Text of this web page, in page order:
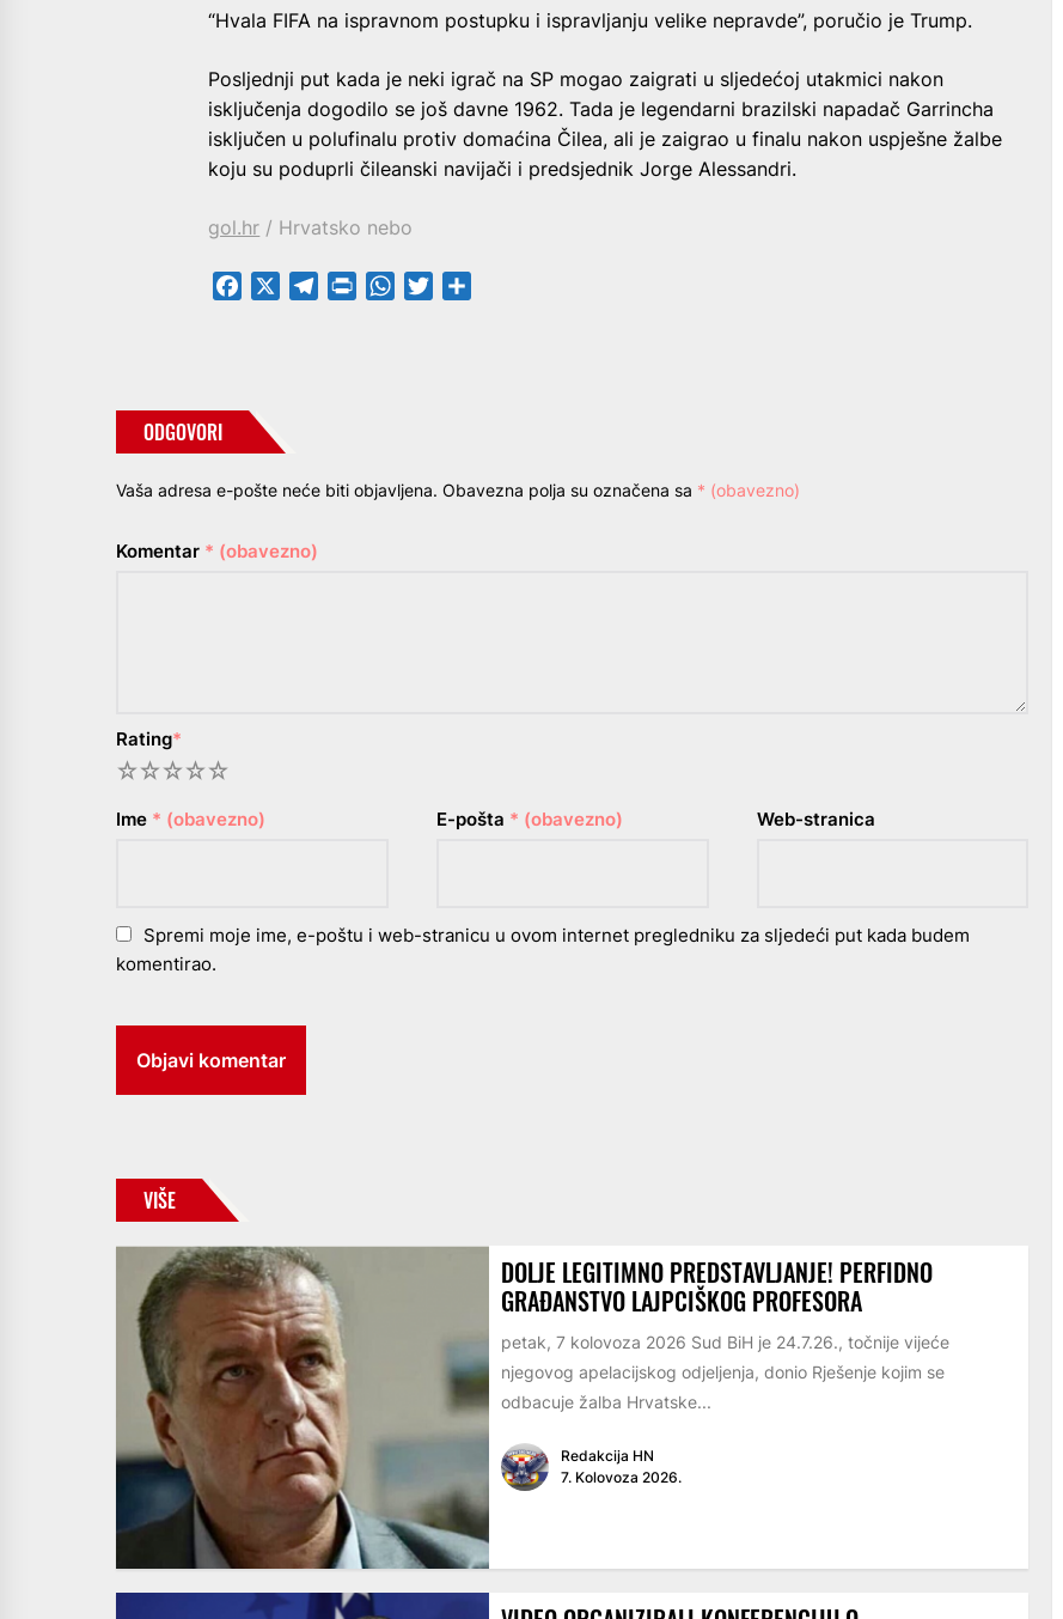
“Hvala FIFA na ispravnom postupku i ispravljanju velike nepravde”, poručio je Trump.
Posljednji put kada je neki igrač na SP mogao zaigrati u sljedećoj utakmici nakon
isključenja dogodilo se još davne 1962. Tada je legendarni brazilski napadač Garrincha
isključen u polufinalu protiv domaćina Čilea, ali je zaigrao u finalu nakon uspješne žalbe
koju su poduprli čileanski navijači i predsjednik Jorge Alessandri.
gol.hr / Hrvatsko nebo
FacebookTelegramPrintFriendly
WhatsApp
Twitter
ODGOVORI
Vaša adresa e-pošte neće biti objavljena. Obavezna polja su označena sa * (obavezno)
Komentar * (obavezno)
Rating*
5
4
3
2
Ime * (obavezno) E-pošta * (obavezno) Web-stranica
Spremi moje ime, e-poštu i web-stranicu u ovom internet pregledniku za sljedeći put kada budem
komentirao.
VIŠE
DOLJE LEGITIMNO PREDSTAVLJANJE! PERFIDNO
GRAĐANSTVO LAJPCIŠKOG PROFESORA
petak, 7 kolovoza 2026 Sud BiH je 24.7.26., točnije vijeće
njegovog apelacijskog odjeljenja, donio Rješenje kojim se
odbacuje žalba Hrvatske...
Redakcija HN
7. Kolovoza 2026.